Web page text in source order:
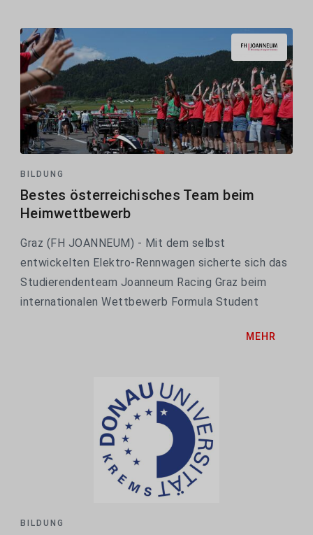
BILDUNG
Bestes österreichisches Team beim
Heimwettbewerb
Graz (FH JOANNEUM) - Mit dem selbst
entwickelten Elektro-Rennwagen sicherte sich das
Studierendenteam Joanneum Racing Graz beim
internationalen Wettbewerb Formula Student
MEHR
BILDUNG